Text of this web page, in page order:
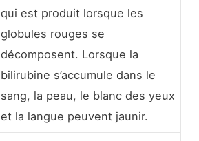
qui est produit lorsque les
globules rouges se
décomposent. Lorsque la
bilirubine s’accumule dans le
sang, la peau, le blanc des yeux
et la langue peuvent jaunir.